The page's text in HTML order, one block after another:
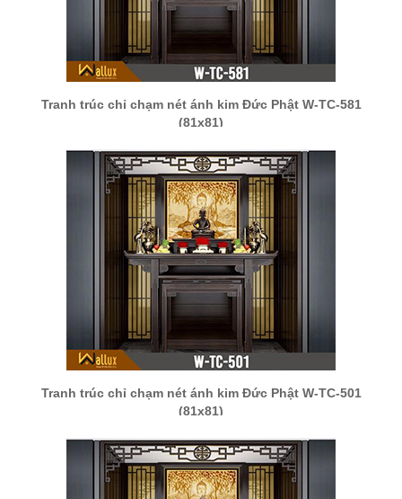
Tranh trúc chỉ chạm nét ánh kim Đức Phật W-TC-581
(81x81)
Tranh trúc chỉ chạm nét ánh kim Đức Phật W-TC-501
(81x81)